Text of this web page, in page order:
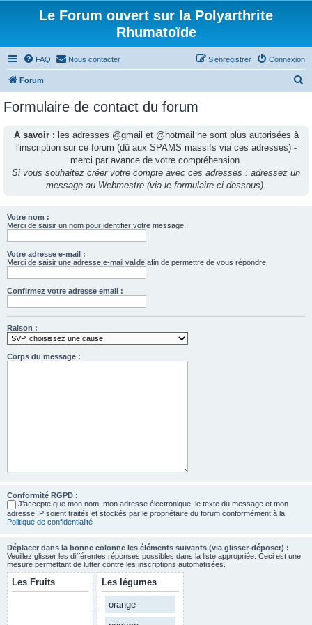
Le Forum ouvert sur la Polyarthrite
Rhumatoïde
FAQ Nous contacter Connexion
S’enregistrer
Forum
Formulaire de contact du forum
A savoir : les adresses @gmail et @hotmail ne sont plus autorisées à
l'inscription sur ce forum (dû aux SPAMS massifs via ces adresses) -
merci par avance de votre compréhension.
Si vous souhaitez créer votre compte avec ces adresses : adressez un
message au Webmestre (via le formulaire ci-dessous).
Votre nom :
Merci de saisir un nom pour identifier votre message.
Votre adresse e-mail :
Merci de saisir une adresse e-mail valide afin de permettre de vous répondre.
Confirmez votre adresse email :
Raison :
Corps du message :
Conformité RGPD :
J’accepte que mon nom, mon adresse électronique, le texte du message et mon
adresse IP soient traités et stockés par le propriétaire du forum conformément à la
Politique de confidentialité
Déplacer dans la bonne colonne les éléments suivants (via glisser-déposer) :
Veuillez glisser les différentes réponses possibles dans la liste appropriée. Ceci est une
mesure permettant de lutter contre les inscriptions automatisées.
Les Fruits Les légumes
orange